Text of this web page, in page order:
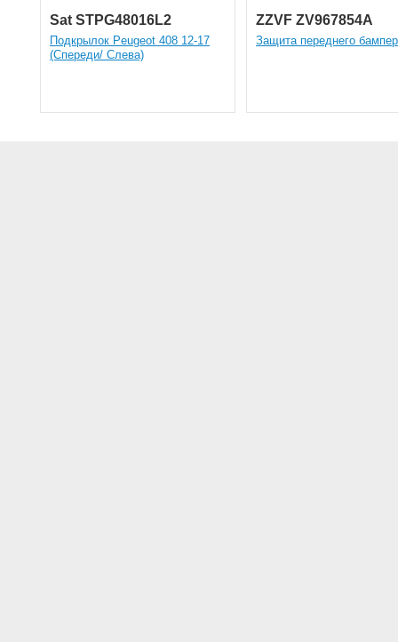
Sat STPG48016L2
Подкрылок Peugeot 408 12-17
(Спереди/ Слева)
ZZVF ZV967854A
Защита переднего